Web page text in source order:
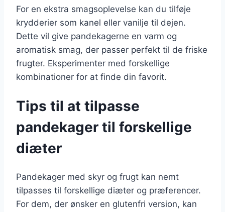
For en ekstra smagsoplevelse kan du tilføje
krydderier som kanel eller vanilje til dejen.
Dette vil give pandekagerne en varm og
aromatisk smag, der passer perfekt til de friske
frugter. Eksperimenter med forskellige
kombinationer for at finde din favorit.
Tips til at tilpasse
pandekager til forskellige
diæter
Pandekager med skyr og frugt kan nemt
tilpasses til forskellige diæter og præferencer.
For dem, der ønsker en glutenfri version, kan